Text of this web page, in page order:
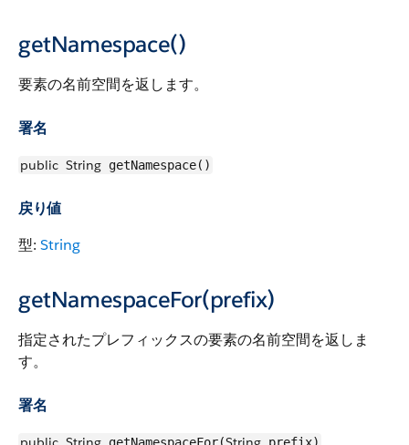
getNamespace()
要素の名前空間を返します。
署名
public String getNamespace()
戻り値
型: String
getNamespaceFor(prefix)
指定されたプレフィックスの要素の名前空間を返しま
す。
署名